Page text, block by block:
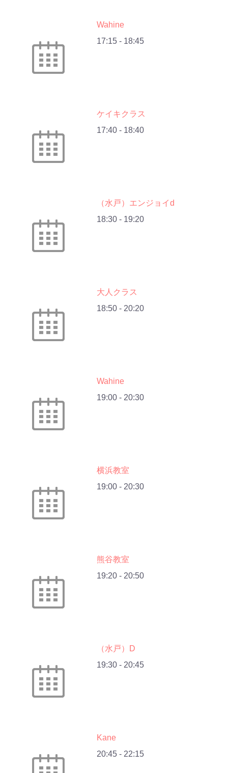
Wahine
17:15 - 18:45
ケイキクラス
17:40 - 18:40
（水戸）エンジョイd
18:30 - 19:20
大人クラス
18:50 - 20:20
Wahine
19:00 - 20:30
横浜教室
19:00 - 20:30
熊谷教室
19:20 - 20:50
（水戸）D
19:30 - 20:45
Kane
20:45 - 22:15